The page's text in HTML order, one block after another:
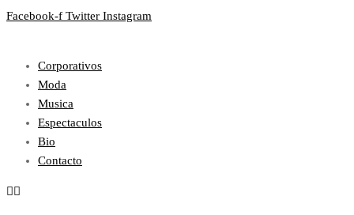
Facebook-f Twitter Instagram
Corporativos
Moda
Musica
Espectaculos
Bio
Contacto